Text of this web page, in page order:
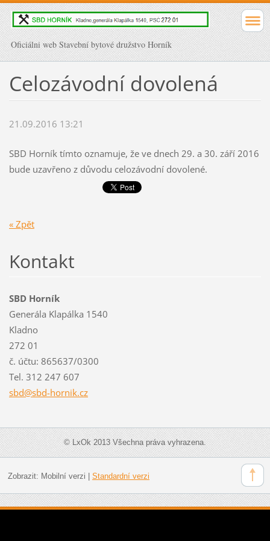
Oficiálni web Stavební bytové družstvo Horník
Celozávodní dovolená
21.09.2016 13:21
SBD Horník tímto oznamuje, že ve dnech 29. a 30. září 2016
bude uzavřeno z důvodu celozávodní dovolené.
« Zpět
Kontakt
SBD Horník
Generála Klapálka 1540
Kladno
272 01
č. účtu: 865637/0300
Tel. 312 247 607
sbd@sbd-hornik.cz
© LxOk 2013 Všechna práva vyhrazena.
Zobrazit: Mobilní verzi | Standardní verzi